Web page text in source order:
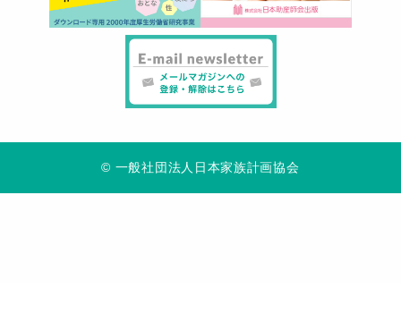
© 一般社団法人日本家族計画協会